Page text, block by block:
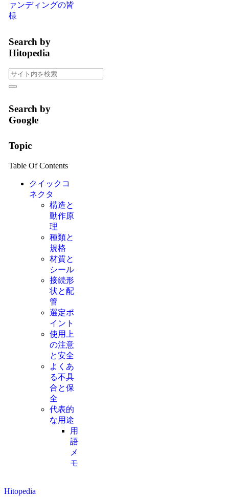
ァンディングの皆
様
Search by
Hitopedia
Search by
Google
Topic
Table Of Contents
クイックコ
ネクタ
構造と
動作原
理
種類と
規格
材質と
シール
接続形
状と配
管
選定ポ
イント
使用上
の注意
と安全
よくあ
る不具
合と保
全
代表的
な用途
用
語
メ
モ
Hitopedia